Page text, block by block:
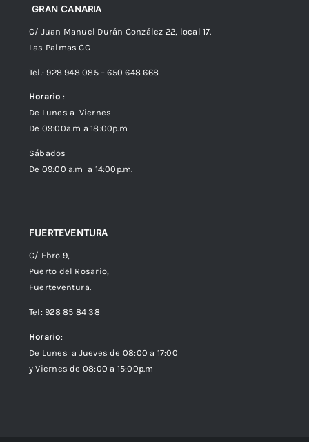
GRAN CANARIA
C/ Juan Manuel Durán González 22, local 17.
Las Palmas GC
Tel.: 928 948 085 – 650 648 668
Horario :
De Lunes a Viernes
De 09:00a.m a 18:00p.m
Sábados
De 09:00 a.m a 14:00p.m.
FUERTEVENTURA
C/ Ebro 9,
Puerto del Rosario,
Fuerteventura.
Tel: 928 85 84 38
Horario:
De Lunes a Jueves de 08:00 a 17:00
y Viernes de 08:00 a 15:00p.m
Preguntas frecuentes
Envíos
Política de Privacidad